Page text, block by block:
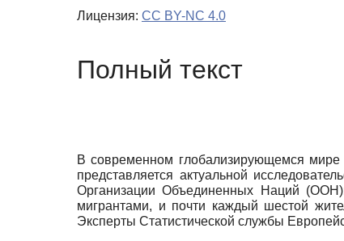
Лицензия: CC BY-NC 4.0
Полный текст
В современном глобализирующемся мире
представляется актуальной
Организации Объединенных Наций
мигрантами, и почти каждый шестой
Эксперты Статистической службы